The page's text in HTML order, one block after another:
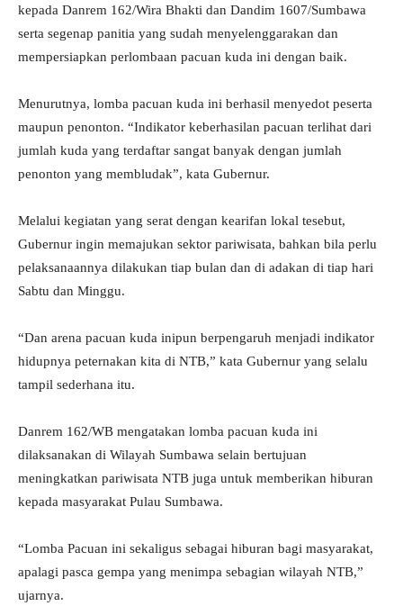
kepada Danrem 162/Wira Bhakti dan Dandim 1607/Sumbawa
serta segenap panitia yang sudah menyelenggarakan dan
mempersiapkan perlombaan pacuan kuda ini dengan baik.
Menurutnya, lomba pacuan kuda ini berhasil menyedot peserta
maupun penonton. “Indikator keberhasilan pacuan terlihat dari
jumlah kuda yang terdaftar sangat banyak dengan jumlah
penonton yang membludak”, kata Gubernur.
Melalui kegiatan yang serat dengan kearifan lokal tesebut,
Gubernur ingin memajukan sektor pariwisata, bahkan bila perlu
pelaksanaannya dilakukan tiap bulan dan di adakan di tiap hari
Sabtu dan Minggu.
“Dan arena pacuan kuda inipun berpengaruh menjadi indikator
hidupnya peternakan kita di NTB,” kata Gubernur yang selalu
tampil sederhana itu.
Danrem 162/WB mengatakan lomba pacuan kuda ini
dilaksanakan di Wilayah Sumbawa selain bertujuan
meningkatkan pariwisata NTB juga untuk memberikan hiburan
kepada masyarakat Pulau Sumbawa.
“Lomba Pacuan ini sekaligus sebagai hiburan bagi masyarakat,
apalagi pasca gempa yang menimpa sebagian wilayah NTB,”
ujarnya.